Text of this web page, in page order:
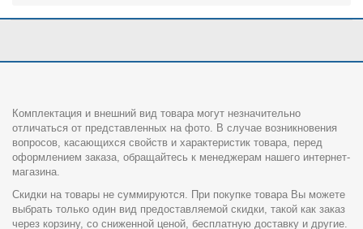
Комплектация и внешний вид товара могут незначительно
отличаться от представленных на фото. В случае возникновения
вопросов, касающихся свойств и характеристик товара, перед
оформлением заказа, обращайтесь к менеджерам нашего интернет-
магазина.
Скидки на товары не суммируются. При покупке товара Вы можете
выбрать только один вид предоставляемой скидки, такой как заказ
через корзину, со сниженной ценой, бесплатную доставку и другие.